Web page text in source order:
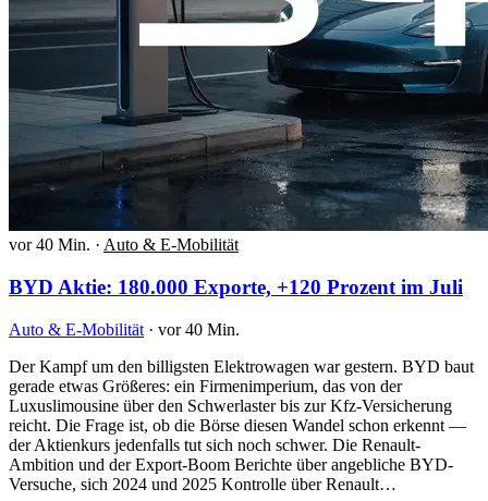
vor 40 Min. · Auto & E-Mobilität
BYD Aktie: 180.000 Exporte, +120 Prozent im Juli
Auto & E-Mobilität · vor 40 Min.
Der Kampf um den billigsten Elektrowagen war gestern. BYD baut
gerade etwas Größeres: ein Firmenimperium, das von der
Luxuslimousine über den Schwerlaster bis zur Kfz-Versicherung
reicht. Die Frage ist, ob die Börse diesen Wandel schon erkennt —
der Aktienkurs jedenfalls tut sich noch schwer. Die Renault-
Ambition und der Export-Boom Berichte über angebliche BYD-
Versuche, sich 2024 und 2025 Kontrolle über Renault…